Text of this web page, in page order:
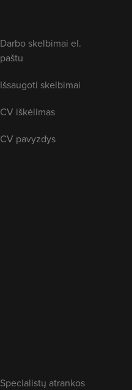
Darbo skelbimai el.
paštu
Išsaugoti skelbimai
CV iškėlimas
CV pavyzdys
Specialistų atrankos